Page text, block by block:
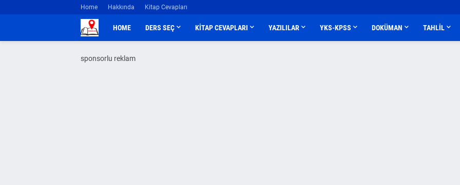
Home Hakkında Kitap Cevapları
HOME DERS SEÇ KİTAP CEVAPLARI YAZILILAR YKS-KPSS DOKÜMAN TAHLİL
sponsorlu reklam